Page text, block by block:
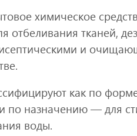
химическое
отбеливания тканей,
и
как по
и по назначению — для
воды.